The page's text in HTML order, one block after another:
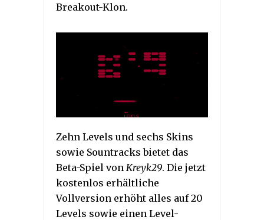
Breakout-Klon.
Zehn Levels und sechs Skins
sowie Sountracks bietet das
Beta-Spiel von Kreyk29. Die jetzt
kostenlos erhältliche
Vollversion erhöht alles auf 20
Levels sowie einen Level-